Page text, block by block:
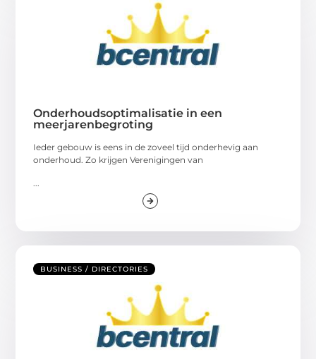
Onderhoudsoptimalisatie in een
meerjarenbegroting
Ieder gebouw is eens in de zoveel tijd onderhevig aan
onderhoud. Zo krijgen Verenigingen van
BUSINESS / DIRECTORIES